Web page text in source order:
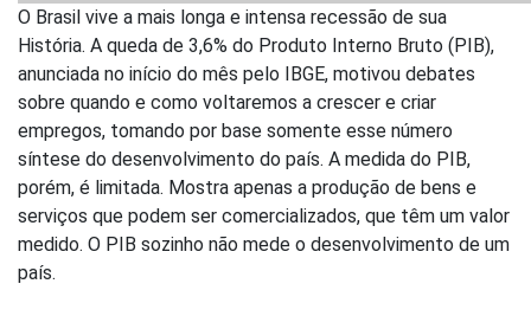
O Brasil vive a mais longa e intensa recessão de sua
História. A queda de 3,6% do Produto Interno Bruto (PIB),
anunciada no início do mês pelo IBGE, motivou debates
sobre quando e como voltaremos a crescer e criar
empregos, tomando por base somente esse número
síntese do desenvolvimento do país. A medida do PIB,
porém, é limitada. Mostra apenas a produção de bens e
serviços que podem ser comercializados, que têm um valor
medido. O PIB sozinho não mede o desenvolvimento de um
país.